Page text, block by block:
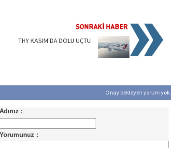
THY KASIM'DA DOLU UÇTU
Onay bekleyen yorum yok.